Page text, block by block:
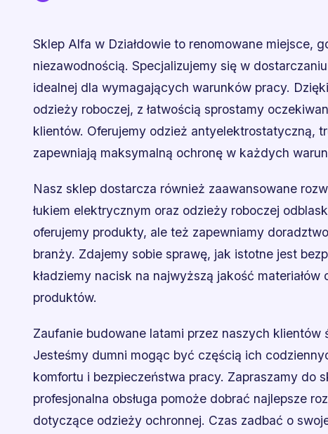
Sklep Alfa w Działdowie to renomowane miejsce,
niezawodnością. Specjalizujemy się w
idealnej dla wymagających warunków pracy.
odzieży roboczej, z łatwością sprostamy
klientów. Oferujemy odzież antyelektrostatyczną,
zapewniają maksymalną ochronę w każdych
Nasz sklep dostarcza również zaawansowane
łukiem elektrycznym oraz odzieży roboczej
oferujemy produkty, ale też zapewniamy
branży. Zdajemy sobie sprawę, jak istotne jest
kładziemy nacisk na najwyższą jakość
produktów.
Zaufanie budowane latami przez naszych
Jesteśmy dumni mogąc być częścią ich
komfortu i bezpieczeństwa pracy. Zapraszamy do
profesjonalna obsługa pomoże dobrać najlepsze
dotyczące odzieży ochronnej. Czas zadbać o